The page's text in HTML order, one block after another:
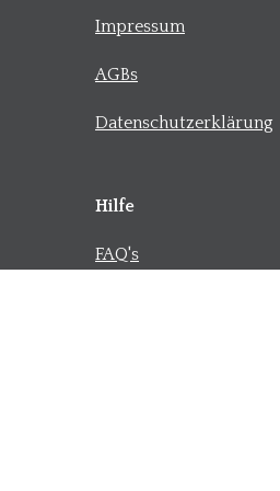
Impressum
AGBs
Datenschutzerklärung
Hilfe
FAQ's